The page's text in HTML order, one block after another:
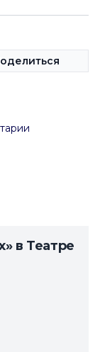
в Театре